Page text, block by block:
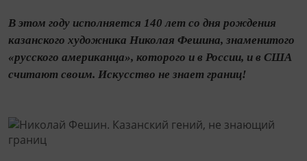
В этом году исполняется 140 лет со дня рождения
казанского художника Николая Фешина, знаменитого
«русского американца», которого и в России, и в США
считают своим. Искусство не знает границ!